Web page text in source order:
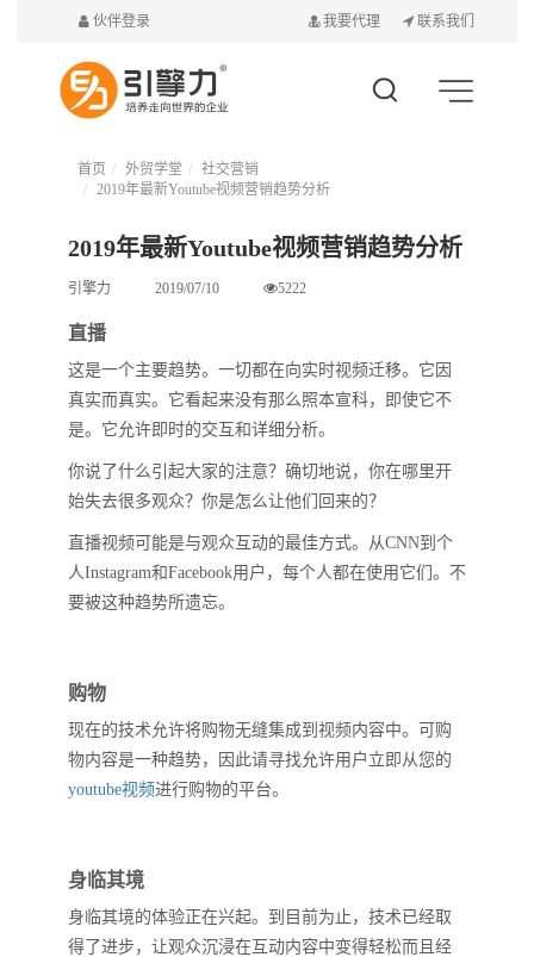
伙伴登录 我要代理 联系我们
首页 外贸学堂
社交营销
2019年最新Youtube视频营销趋势分析
2019年最新Youtube视频营销趋势分析
引擎力 2019/07/10 5222
直播
这是一个主要趋势。一切都在向实时视频迁移。它因
真实而真实。它看起来没有那么照本宣科，即使它不
是。它允许即时的交互和详细分析。
你说了什么引起大家的注意？确切地说，你在哪里开
始失去很多观众？你是怎么让他们回来的？
直播视频可能是与观众互动的最佳方式。从CNN到个
人Instagram和Facebook用户，每个人都在使用它们。不
要被这种趋势所遗忘。
购物
现在的技术允许将购物无缝集成到视频内容中。可购
物内容是一种趋势，因此请寻找允许用户立即从您的
youtube视频进行购物的平台。
身临其境
身临其境的体验正在兴起。到目前为止，技术已经取
得了进步，让观众沉浸在互动内容中变得轻松而且经